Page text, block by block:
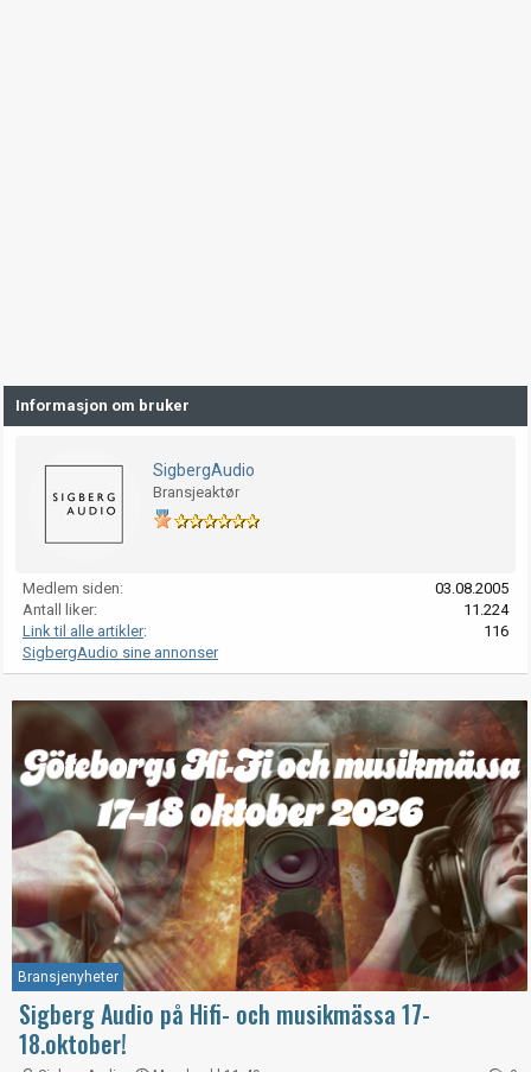
Informasjon om bruker
SigbergAudio
Bransjeaktør
Medlem siden
03.08.2005
Antall liker
11.224
Link til alle artikler
116
SigbergAudio sine annonser
Bransjenyheter
Sigberg Audio på Hifi- och musikmässa 17-
18.oktober!